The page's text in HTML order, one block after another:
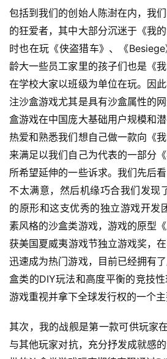
(
中
国
)
包括到我们的创始人陈澍在内，我
的狂爱者，其中大部分沉迷于《我
时也在玩《侠盗猎车》、《
龄大一些员工家里的孩子们也是《我
在学校大家以班级为单位在玩。因
注沙盒游戏尤其是具有沙盒属性的
盒游戏在中国庞大基础用户规模和
热爱和熟悉我们想自己做一款向《我
来满足以我们自己为代表的一部分
所希望延伸的一些诉求。我们先后
不太满意，然后机缘巧合我们发现
的原形和这支优秀的独立游戏开发
素风格的沙盒类游戏，游戏的原型
获美国夏威夷游戏节独立游戏奖，
迅速成为热门游戏，目前已经拥有
盒类的DIY玩法和高度平衡的竞技
游戏重视并拿下全球发行权的一个主
其次，我的战舰是第一款可供玩家
与其他玩家对抗，充分抒发成就感